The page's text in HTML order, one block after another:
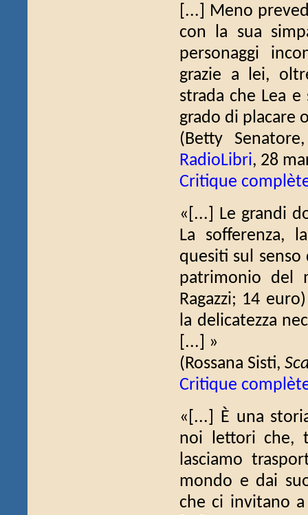
[...] Meno
con la sua
personaggi
grazie a lei,
strada che Lea
grado di placare
(Betty
RadioLibri, 28
Critique
«[...] Le grandi
La sofferenza,
quesiti sul
patrimonio del
Ragazzi; 14
la delicatezza
[...] »
(Rossana Sisti,
Critique
«[...] È una
noi lettori che,
lasciamo
mondo e dai
che ci invitano